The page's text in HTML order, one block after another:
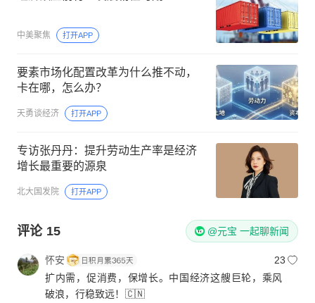
中美聚焦 打开APP
要素市场化配置改革为什么推不动，
卡在哪，怎么办？
天勇谈经济 打开APP
专访张丹丹：提升劳动生产率是经济
增长最重要的源泉
北大国发院 打开APP
评论 15 @元宝 一起聊新闻
怀安
23
扩内需，促消费，保增长。中国经济这艘巨轮，乘风
破浪，行稳致远！🇨🇳